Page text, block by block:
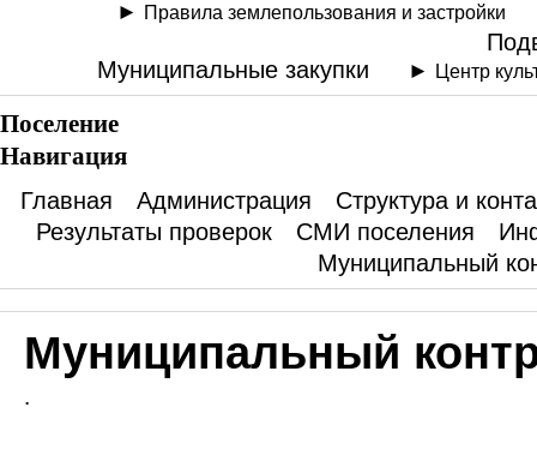
Правила землепользования и застройки
Муниципальные закупки Центр
Поселение
Навигация
Главная Администрация
Структура и
Результаты проверок
СМИ поселения
Муниципальный
Муниципальный
.